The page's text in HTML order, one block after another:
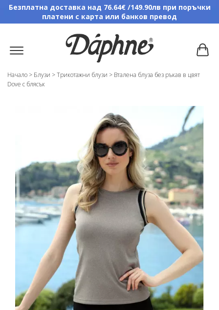
Безплатна доставка над 76.64€ /149.90лв при поръчки
платени с карта или банков превод
Начало > Блузи >Трикотажни блузи > Вталена блуза без ръкав в цвят
Dove с блясък